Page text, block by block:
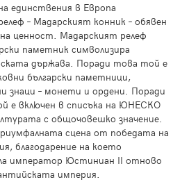
единствения в Европа
– Мадарският конник – обявен
ценност. Мадарският релеф
паметник символизира
държава. Поради това той е
български паметници,
знаци – монети и ордени. Поради
е включен в списъка на ЮНЕСКО
с общочовешко значение.
сцена от победата на
благодарение на което
император Юстиниан II отново
империя.